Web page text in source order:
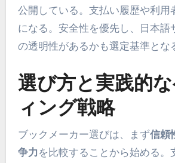
公開している。支払い履歴や利用
になる。安全性を優先し、日本語
の透明性があるかも選定基準とな
選び方と実践的
ィング戦略
ブックメーカー選びは、まず信頼
争力 を比較することから始める。